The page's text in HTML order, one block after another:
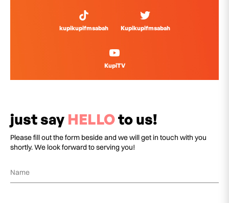
kupikupifmsabah Kupikupifmsabah
KupiTV
just say HELLOto us!
Please fill out the form beside and we will get in touch with you
shortly. We look forward to serving you!